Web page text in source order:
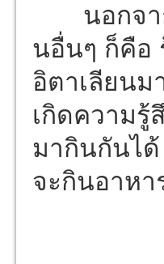
นอกจาก
นอื่นๆ ก็คือ
อิตาเลียนม
เกิดความรู้
มากินกันไ
จะกินอาหา